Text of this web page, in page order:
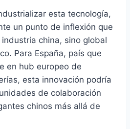
esta tecnología,
un punto de inflexión que
china, sino global
Para España, país que
en hub europeo de
esta innovación podría
de colaboración
chinos más allá de